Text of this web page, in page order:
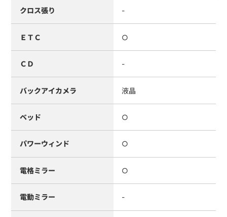
クロス張り -
ＥＴＣ ○
ＣＤ -
バックアイカメラ 液晶
ベッド ○
パワーウィンド ○
電格ミラー ○
電動ミラー -